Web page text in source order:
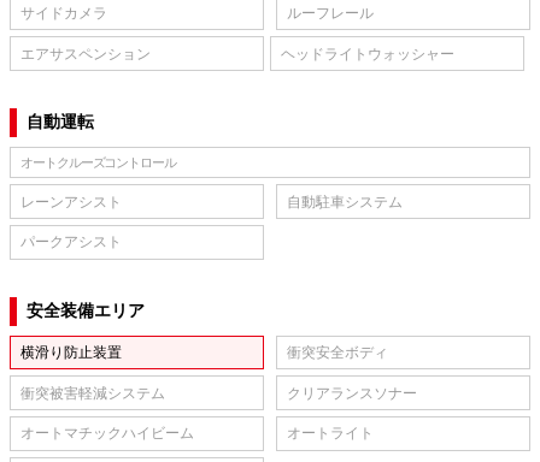
サイドカメラ ルーフレール
エアサスペンション ヘッドライトウォッシャー
自動運転
オートクルーズコントロール
レーンアシスト 自動駐車システム
パークアシスト
安全装備エリア
横滑り防止装置 衝突安全ボディ
衝突被害軽減システム クリアランスソナー
オートマチックハイビーム オートライト